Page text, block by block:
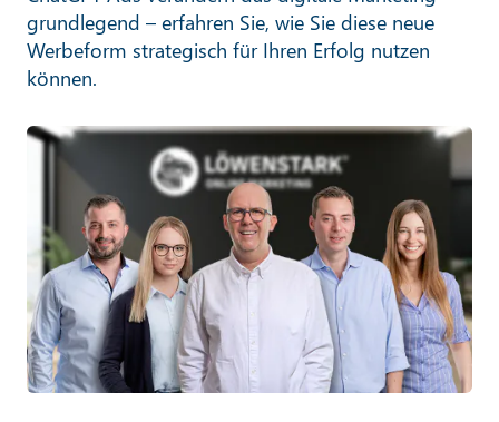
grundlegend – erfahren Sie, wie Sie diese neue
Werbeform strategisch für Ihren Erfolg nutzen
können.